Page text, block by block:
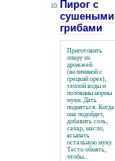
Пирог с
сушеными
грибами
Приготовить
опару из
дрожжей
(величиной с
грецкий орех),
теплой воды и
половины нормы
муки. Дать
подняться. Когда
она подойдет,
добавить соль,
сахар, масло,
всыпать
остальную муку.
Тесто обмять,
чтобы...